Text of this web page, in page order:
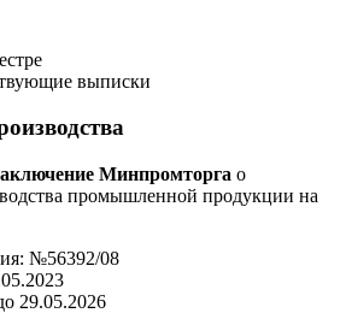
выписки
Минпромторга о
промышленной продукции на
№56392/08
29.05.2026